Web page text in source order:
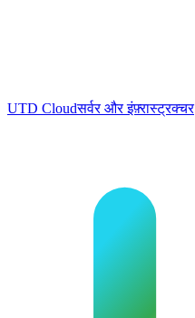
UTD Cloudसर्वर और इंफ़्रास्ट्रक्चर